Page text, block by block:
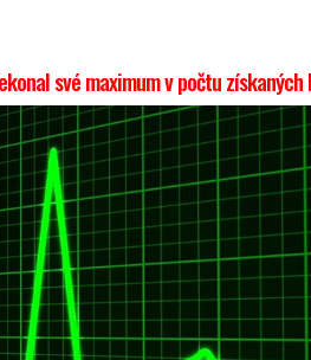
své maximum v počtu získaných